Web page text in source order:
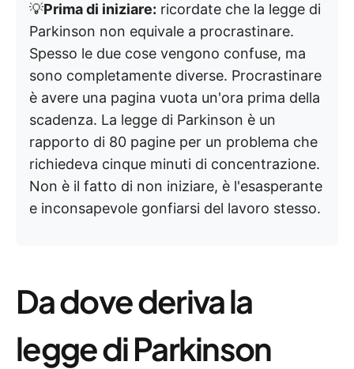
💡Prima di iniziare: ricordate che la legge di
Parkinson non equivale a procrastinare.
Spesso le due cose vengono confuse, ma
sono completamente diverse. Procrastinare
è avere una pagina vuota un'ora prima della
scadenza. La legge di Parkinson è un
rapporto di 80 pagine per un problema che
richiedeva cinque minuti di concentrazione.
Non è il fatto di non iniziare, è l'esasperante
e inconsapevole gonfiarsi del lavoro stesso.
Da dove deriva la
legge di Parkinson